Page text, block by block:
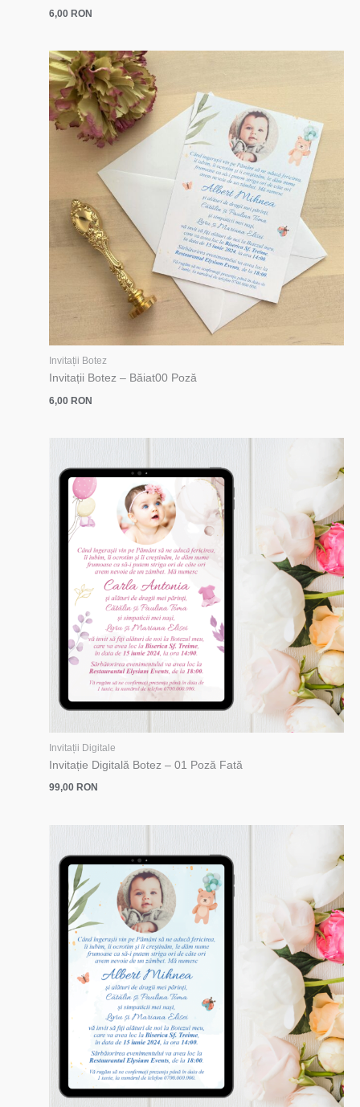
6,00 RON
Invitații Botez
Invitații Botez – Băiat00 Poză
6,00RON
Invitații Digitale
Invitație Digitală Botez – 01 Poză Fată
99,00 RON